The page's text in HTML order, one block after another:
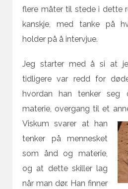
flere måter til stede i dette
kanskje, med tanke på
holder på å intervjue.
Jeg starter med å si at
tidligere var redd for
hvordan han tenker seg
materie, overgang til et
Viskum svarer at han
tenker på mennesket
som ånd og materie,
og at dette skiller lag
når man dør. Han finner